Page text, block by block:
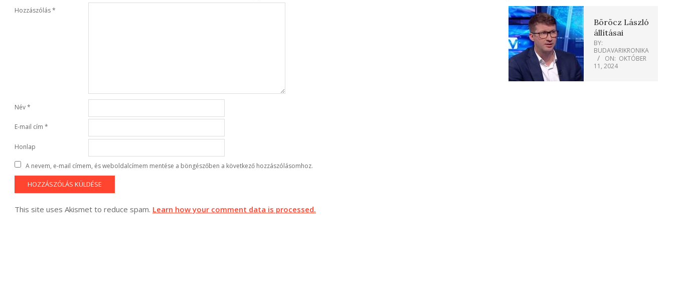
Hozzászólás*
Név*
E-mail cím *
Honlap
A nevem, e-mail címem, és weboldalcímem mentése a böngészőben a következő hozzászólásomhoz.
This site uses Akismet to reduce spam. Learn how your comment data is processed.
Böröcz László
állításai
BY:
BUDAVARIKRONIKA
ON: OKTÓBER
11, 2024